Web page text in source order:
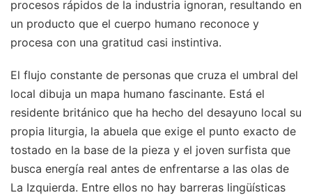
procesos rápidos de la industria ignoran, resultando en
un producto que el cuerpo humano reconoce y
procesa con una gratitud casi instintiva.
El flujo constante de personas que cruza el umbral del
local dibuja un mapa humano fascinante. Está el
residente británico que ha hecho del desayuno local su
propia liturgia, la abuela que exige el punto exacto de
tostado en la base de la pieza y el joven surfista que
busca energía real antes de enfrentarse a las olas de
La Izquierda. Entre ellos no hay barreras lingüísticas